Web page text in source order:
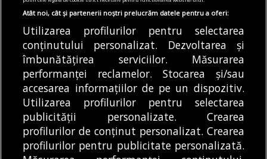
viitoarelor stații de metrou
Știri
Restricții de circulație pe Strada Witting. Se
fac lucrări la rețeaua de termoficare
MODIFICĂ SETĂRILE COOKIES
Atât noi, cât și partenerii noștri prelucrăm datele pentru a oferi:
Utilizarea profilurilor pentru selectarea
conținutului personalizat. Dezvoltarea și
îmbunătățirea serviciilor. Măsurarea
performanței reclamelor. Stocarea și/sau
accesarea informațiilor de pe un dispozitiv.
Utilizarea profilurilor pentru selectarea
publicității personalizate. Crearea
profilurilor de conținut personalizat. Crearea
profilurilor pentru publicitate personalizată.